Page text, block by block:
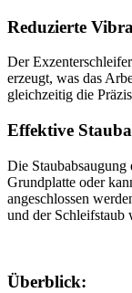
Reduzierte
Der
erzeugt, was das
gleichzeitig die
Effektive
Die
Grundplatte oder
angeschlossen
und der Schleifstaub
Überblick: